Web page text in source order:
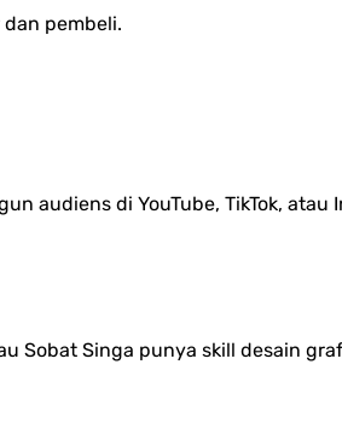
pembeli.
audiens di YouTube, TikTok, atau
Sobat Singa punya skill desain